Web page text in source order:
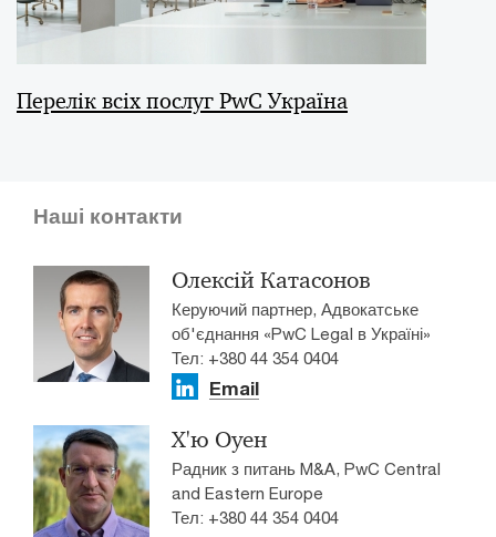
Перелік всіх послуг PwC Україна
Наші контакти
Олексій Катасонов
Керуючий партнер, Адвокатське
об'єднання «PwC Legal в Україні»
Тел: +380 44 354 0404
Email
Х'ю Оуен
Радник з питань M&A, PwC Central
and Eastern Europe
Тел: +380 44 354 0404